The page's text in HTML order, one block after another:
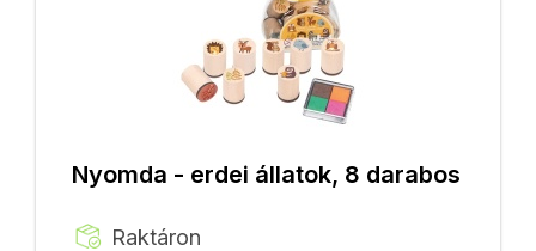
Nyomda - erdei állatok, 8 darabos
Raktáron